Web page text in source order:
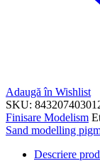
Adaugă în Wishlist
SKU:
Finisare Modelism
Sand modelling
Descriere